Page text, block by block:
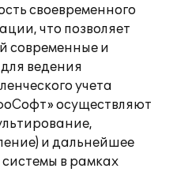
своевременного
что позволяет
современные и
ведения
учета
осуществляют
и дальнейшее
в рамках